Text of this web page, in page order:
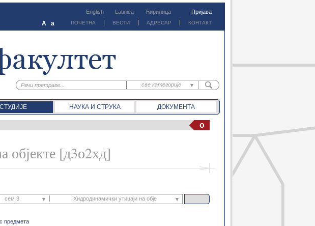
Пријава
Ћирилица
Latinica
English
КОНТАКТ
АДРЕСАР
ВЕСТИ
ПОЧЕТНА
a
A
све категорије
све категорије
предм. материјали
предм. обавештења
документа
СТУДИЈЕ НАУКА И СТРУКА ДОКУМЕНТА
o
објекте [д3о2хд]
сем 3
сем 1
Хидродинамички утицаји на обје
предмета